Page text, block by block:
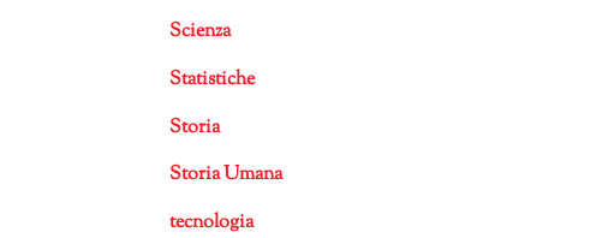
Scienza
Statistiche
Storia
Storia Umana
tecnologia